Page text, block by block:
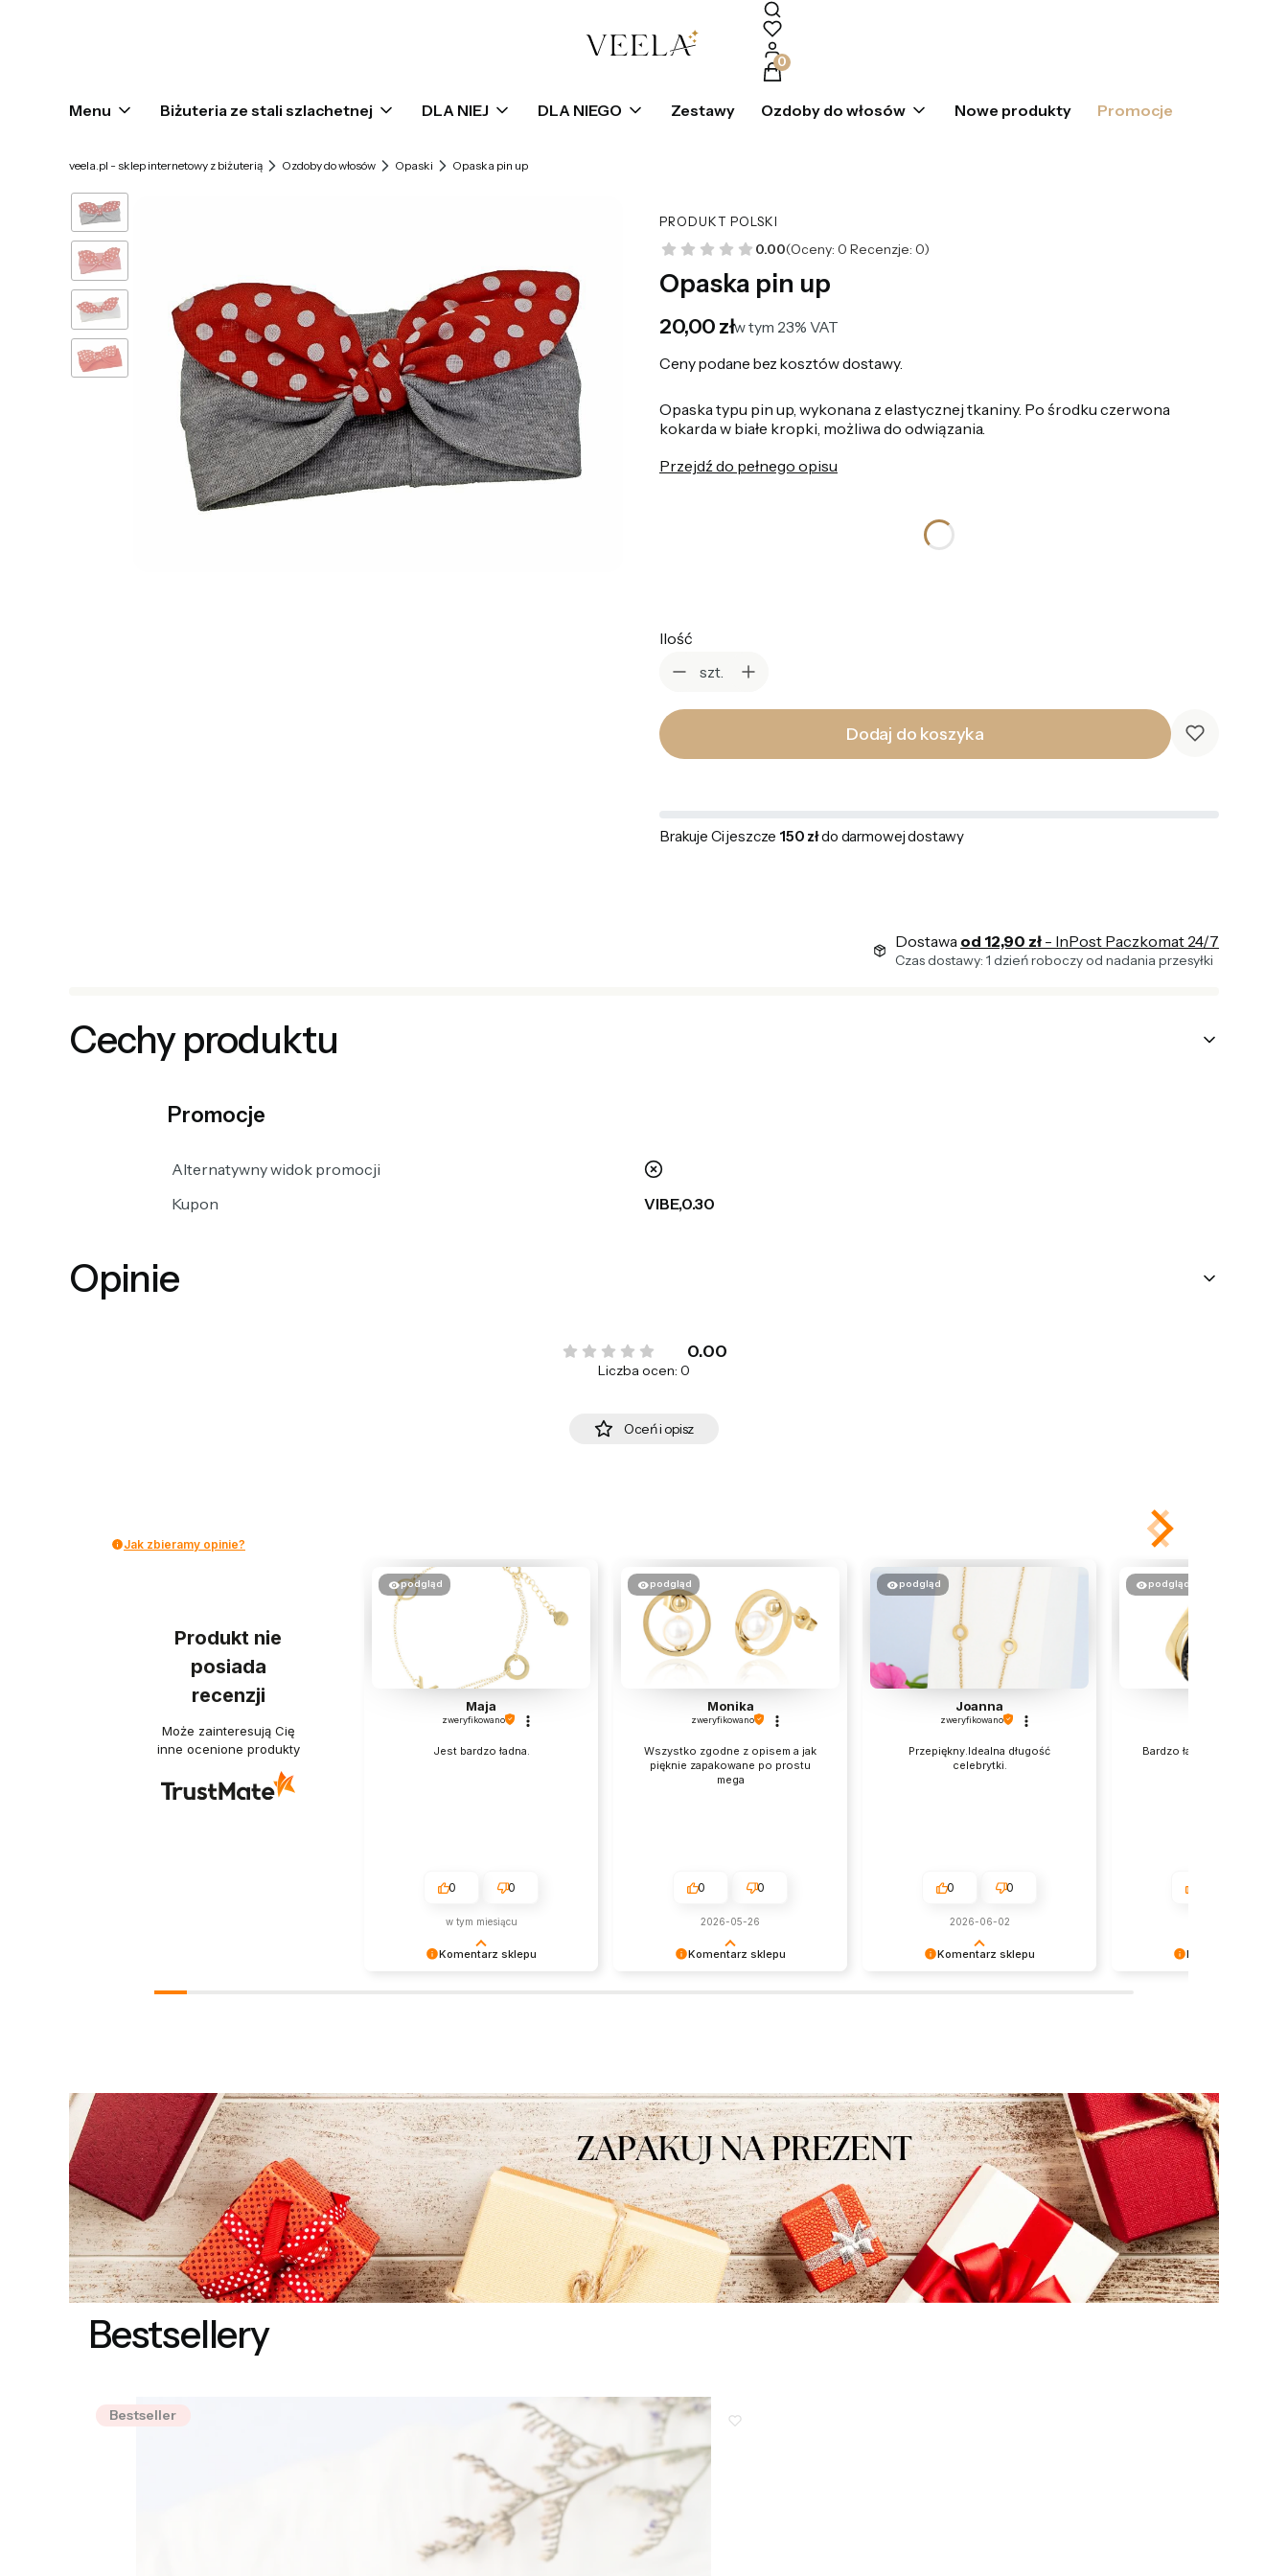
Produkty w koszyku: 0. Zobacz szczegóły
Menu Biżuteria ze stali szlachetnej DLA NIEJ DLA NIEGO Zestawy Ozdoby do włosów Nowe produkty Promocje
veela.pl - sklep internetowy z biżuterią Ozdoby do włosów Opaski Opaska pin up
PRODUKT POLSKI
0.00(Oceny: 0 Recenzje: 0)
Opaska pin up
Cena
20,00 złw tym 23% VAT
w tym 23% VAT
Ceny podane bez kosztów dostawy.
Opaska typu pin up, wykonana z elastycznej tkaniny. Po środku czerwona
kokarda w białe kropki, możliwa do odwiązania.
Przejdź do pełnego opisu
Ilość
szt.
Dodaj do koszyka
Brakuje Ci jeszcze 150 złdo darmowej dostawy
Dostawa od 12,90 zł - InPost Paczkomat 24/7
Czas dostawy: 1 dzień roboczy od nadania przesyłki
Cechy produktu
Promocje
Alternatywny widok promocji
nie
Kupon
VIBE,0.30
Opinie
0.00
Liczba ocen: 0
Oceń i opisz
Jak zbieramy opinie?
Produkt nie
posiada
recenzji
Może zainteresują Cię
inne ocenione produkty
Komentarz sklepu
podgląd
Maja
zweryfikowano
Jest bardzo ładna.
0 0
w tym miesiącu
Komentarz sklepu
podgląd
Monika
zweryfikowano
Wszystko zgodne z opisem a jak
pięknie zapakowane po prostu
mega
0 0
2026-05-26
Komentarz sklepu
podgląd
Joanna
zweryfikowano
Przepiękny.Idealna długość
celebrytki.
0 0
2026-06-02
Komentarz sklepu
podgląd
Bardzo ładnie wyglądają na
Bestsellery
Bestseller